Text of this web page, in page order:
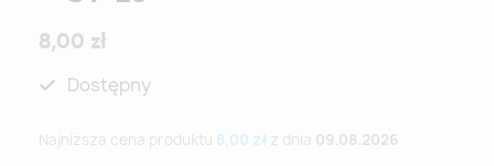
8,00 zł
Dostępny
Najniższa cena produktu 8,00 zł z dnia 09.08.2026